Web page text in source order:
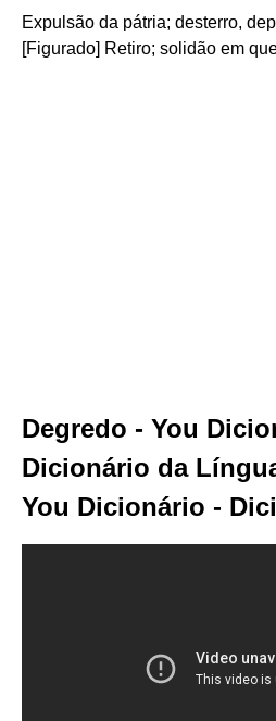
Expulsão da pátria; desterro,
[Figurado] Retiro; solidão em
Degredo - You
Dicionário da
You Dicionário -